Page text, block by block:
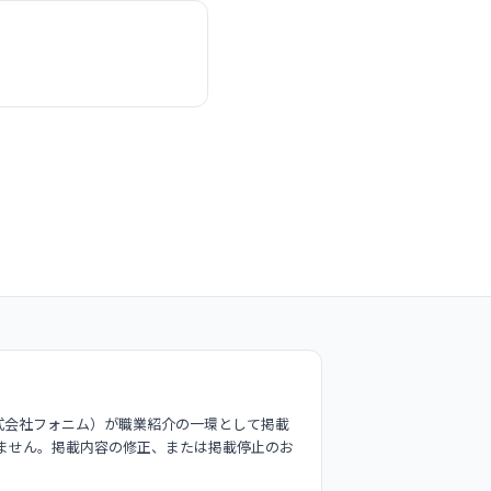
社フォニム）が職業紹介の一環として掲載
ん。掲載内容の修正、または掲載停止のお